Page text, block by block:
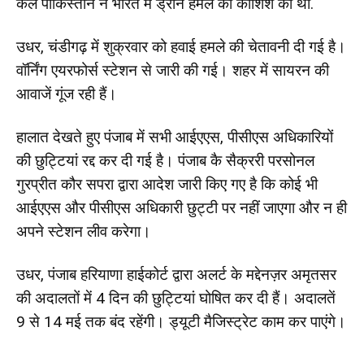
उधर, चंडीगढ़ में शुक्रवार को हवाई हमले की चेतावनी दी गई है।
वॉर्निंग एयरफोर्स स्टेशन से जारी की गई। शहर में सायरन की
आवाजें गूंज रही हैं।
हालात देखते हुए पंजाब में सभी आईएएस, पीसीएस अधिकारियों
की छुट्टियां रद्द कर दी गई है। पंजाब कै सैक्ररी परसोनल
गुरप्रीत कौर सपरा द्वारा आदेश जारी किए गए है कि कोई भी
आईएएस और पीसीएस अधिकारी छुट्टी पर नहीं जाएगा और न ही
अपने स्टेशन लीव करेगा।
उधर, पंजाब हरियाणा हाईकोर्ट द्वारा अलर्ट के मद्देनज़र अमृतसर
की अदालतों में 4 दिन की छुट्टियां घोषित कर दी हैं। अदालतें
9 से 14 मई तक बंद रहेंगी। ड्यूटी मैजिस्ट्रेट काम कर पाएंगे।